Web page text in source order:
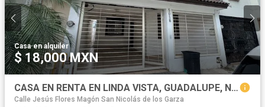
Casa·en alquiler
$ 18,000 MXN
CASA EN RENTA EN LINDA VISTA, GUADALUPE, NUEVO LEÓN
Calle Jesús Flores Magón San Nicolás de los Garza